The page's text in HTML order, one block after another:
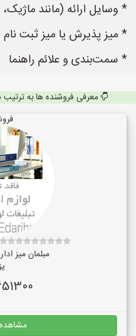
* وسایل ارائه (مانند
* میز پذیرش یا میز ثبت نام
* سمت‌بندی و علائم راهنما
معرفی فروشنده ها به ترتیب
مبلمان میز